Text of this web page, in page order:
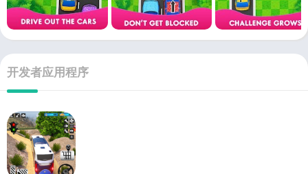
开发者应用程序